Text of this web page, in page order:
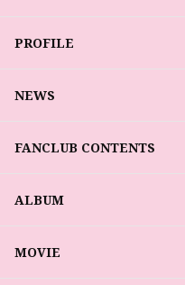
PROFILE
NEWS
FANCLUB CONTENTS
ALBUM
MOVIE